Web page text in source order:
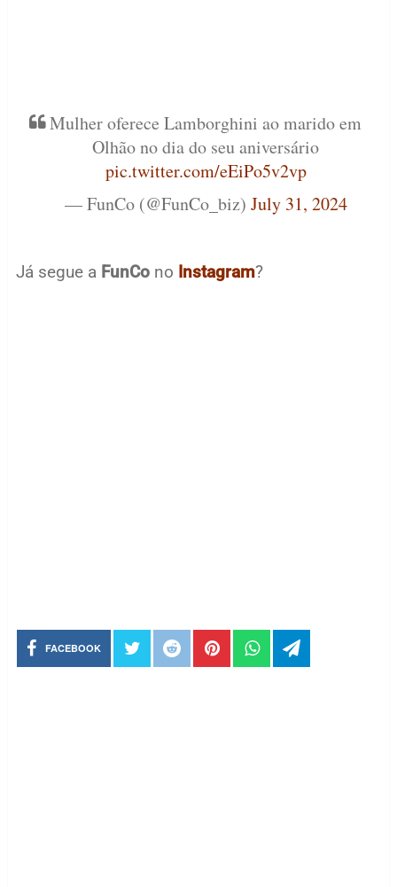
Mulher oferece Lamborghini ao marido em
Olhão no dia do seu aniversário
pic.twitter.com/eEiPo5v2vp
— FunCo (@FunCo_biz) July 31, 2024
Já segue a FunCono Instagram?
FACEBOOK